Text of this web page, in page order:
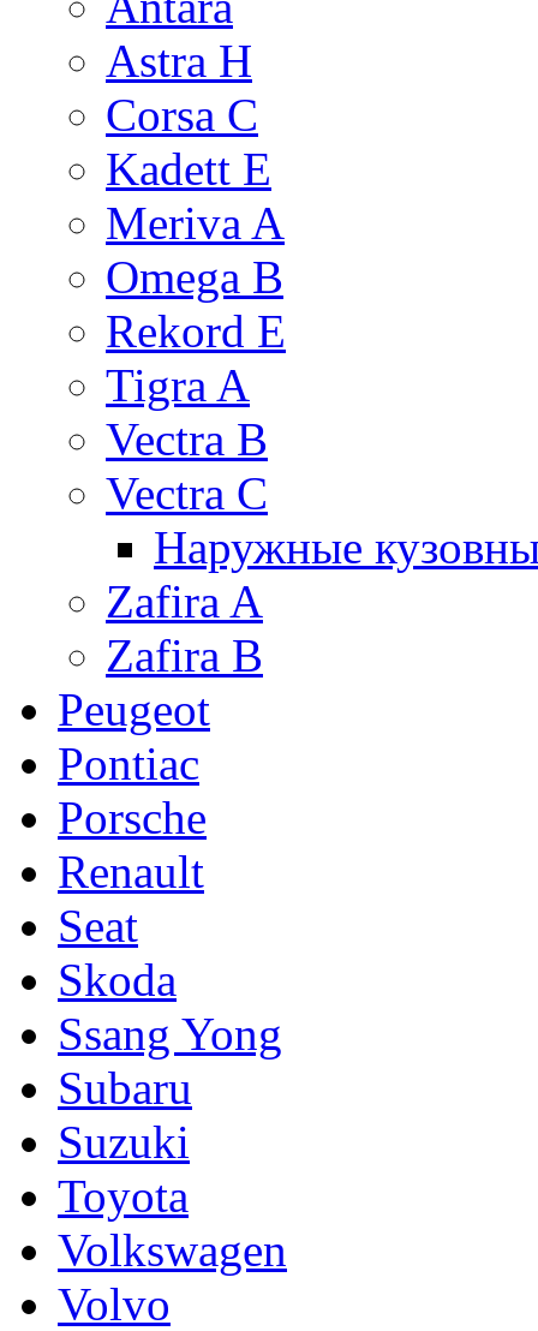
Astra H
Corsa C
Kadett E
Meriva A
Omega B
Rekord E
Tigra A
Vectra B
Vectra C
Наружные
Zafira A
Zafira B
Peugeot
Pontiac
Porsche
Renault
Seat
Skoda
Ssang Yong
Subaru
Suzuki
Toyota
Volkswagen
Volvo